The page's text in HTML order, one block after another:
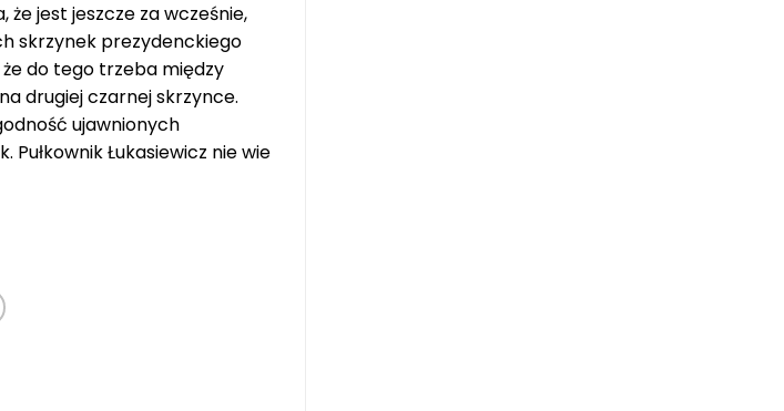
że jest jeszcze za wcześnie,
skrzynek prezydenckiego
że do tego trzeba między
drugiej czarnej skrzynce.
ujawnionych
Łukasiewicz nie wie